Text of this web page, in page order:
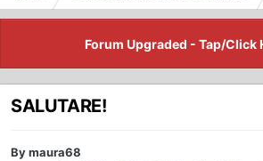
Forum Upgraded - Tap/Click
SALUTARE!
By maura68